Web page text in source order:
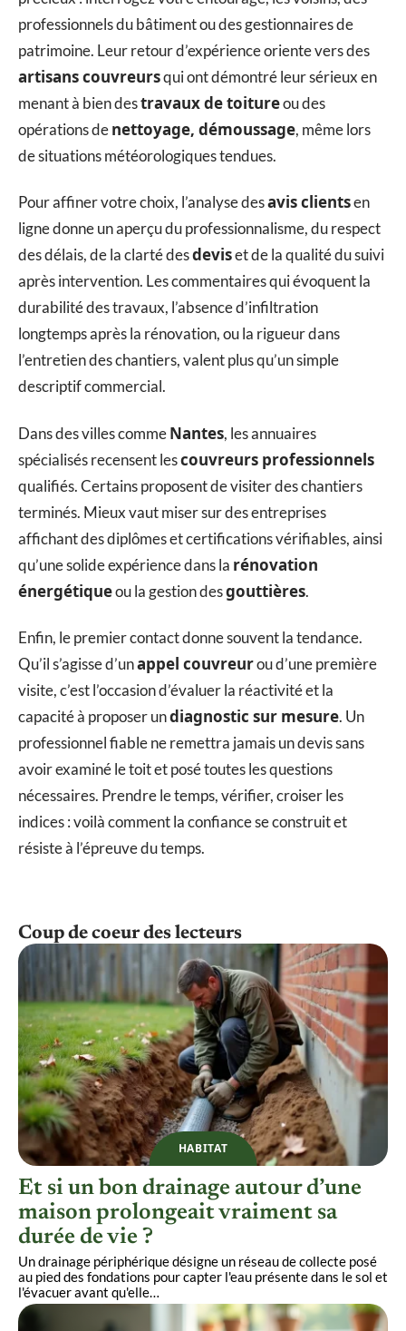
professionnels du bâtiment ou des gestionnaires de
patrimoine. Leur retour d’expérience oriente vers des
artisans couvreursqui ont démontré leur sérieux en
menant à bien destravaux de toitureou des
opérations denettoyage, démoussage, même lors
de situations météorologiques tendues.
Pour affiner votre choix, l’analyse desavis clientsen
ligne donne un aperçu du professionnalisme, du respect
des délais, de la clarté desdeviset de la qualité du suivi
après intervention. Les commentaires qui évoquent la
durabilité des travaux, l’absence d’infiltration
longtemps après la rénovation, ou la rigueur dans
l’entretien des chantiers, valent plus qu’un simple
descriptif commercial.
Dans des villes commeNantes, les annuaires
spécialisés recensent lescouvreurs professionnels
qualifiés. Certains proposent de visiter des chantiers
terminés. Mieux vaut miser sur des entreprises
affichant des diplômes et certifications vérifiables, ainsi
qu’une solide expérience dans la rénovation
énergétiqueou la gestion desgouttières.
Enfin, le premier contact donne souvent la tendance.
Qu’il s’agisse d’unappel couvreurou d’une première
visite, c’est l’occasion d’évaluer la réactivité et la
capacité à proposer undiagnostic sur mesure. Un
professionnel fiable ne remettra jamais un devis sans
avoir examiné le toit et posé toutes les questions
nécessaires. Prendre le temps, vérifier, croiser les
indices : voilà comment la confiance se construit et
résiste à l’épreuve du temps.
Coup de coeur des lecteurs
HABITAT
Et si un bon drainage autour d’une
maison prolongeait vraiment sa
durée de vie ?
Un drainage périphérique désigne un réseau de collecte posé
au pied des fondations pour capter l'eau présente dans le sol et
l'évacuer avant qu'elle…